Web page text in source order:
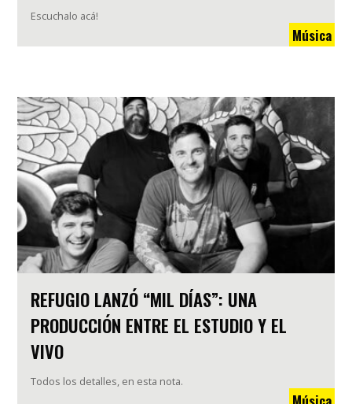
Escuchalo acá!
Música
REFUGIO LANZÓ “MIL DÍAS”: UNA
PRODUCCIÓN ENTRE EL ESTUDIO Y EL
VIVO
Todos los detalles, en esta nota.